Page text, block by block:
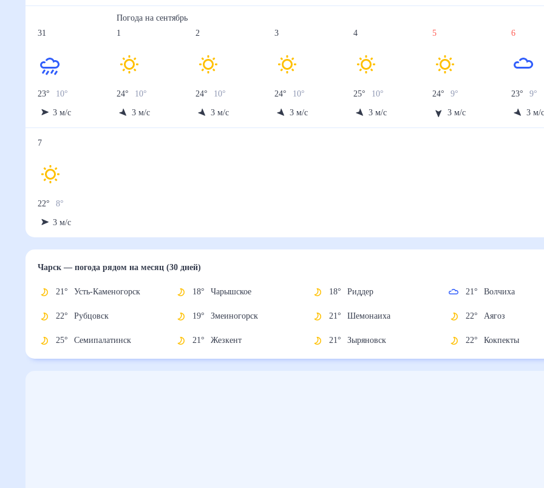
31
23° 10°
3 м/с
Погода насентябрь
1
24° 10°
3 м/с
2
24° 10°
3 м/с
3
24° 10°
3 м/с
4
25° 10°
3 м/с
5
24° 9
3 м/с
6
23° 9°
3 м/
7
22° 8°
3 м/с
Чарск— погода рядомна месяц (30 дней)
21° Усть-Каменогорск
22° Рубцовск
25° Семипалатинск
18° Чарышское
19° Змеиногорск
21° Жезкент
18° Риддер
21° Шемонаиха
21° Зыряновск
21° Волчиха
22° Аягоз
22° Кокпекты